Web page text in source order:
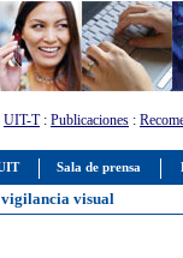
Sala de prensa
UIT-T: Publicaciones :
vigilancia visual